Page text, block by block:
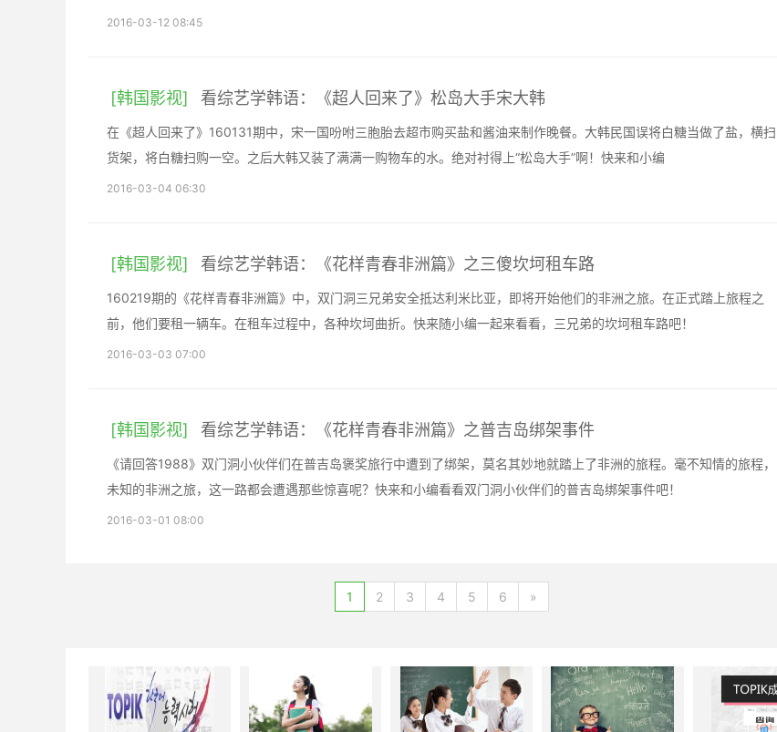
2016-03-12 08:45
[韩国影视] 看综艺学韩语：《超人回来了》松岛大手宋大韩
在《超人回来了》160131期中，宋一国吩咐三胞胎去超市购买盐和酱油来制作晚餐。大韩民国误将白糖当做了盐，横扫
货架，将白糖扫购一空。之后大韩又装了满满一购物车的水。绝对衬得上“松岛大手”啊！快来和小编
2016-03-04 06:30
[韩国影视] 看综艺学韩语：《花样青春非洲篇》之三傻坎坷租车路
160219期的《花样青春非洲篇》中，双门洞三兄弟安全抵达利米比亚，即将开始他们的非洲之旅。在正式踏上旅程之
前，他们要租一辆车。在租车过程中，各种坎坷曲折。快来随小编一起来看看，三兄弟的坎坷租车路吧！
2016-03-03 07:00
[韩国影视] 看综艺学韩语：《花样青春非洲篇》之普吉岛绑架事件
《请回答1988》双门洞小伙伴们在普吉岛褒奖旅行中遭到了绑架，莫名其妙地就踏上了非洲的旅程。毫不知情的旅程，
未知的非洲之旅，这一路都会遭遇那些惊喜呢？快来和小编看看双门洞小伙伴们的普吉岛绑架事件吧！
2016-03-01 08:00
1 2 3 4 5 6 »